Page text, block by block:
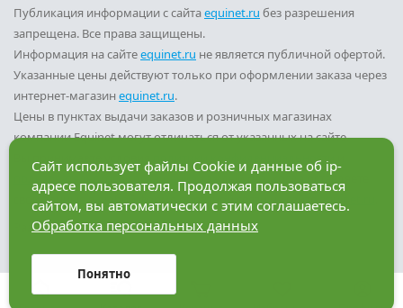
Публикация информации с сайтаequinet.ru без разрешения
запрещена. Все права защищены.
Информация на сайтеequinet.ru не является публичной офертой.
Указанные цены действуют только при оформлении заказа через
интернет-магазин equinet.ru.
Цены в пунктах выдачи заказов и розничных магазинах
компании Equinet могут отличаться от указанных на сайте.
Вы принимаете условия
политики конфиденциальности
пользовательского соглашения
каждый раз, когда оставляете
свои данные в любой форме обратной связи на сайте
Разработка сайта — компания «Факт»
Сайт использует файлы Cookie и данные об ip-
адресе пользователя. Продолжая пользоваться
сайтом, вы автоматически с этим соглашаетесь.
Обработка персональных данных
Понятно